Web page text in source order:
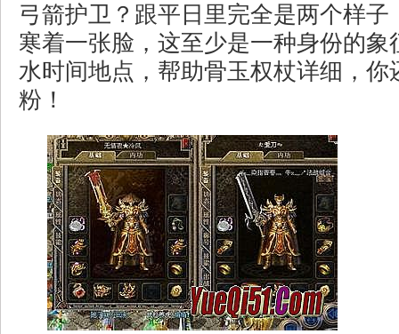
弓箭护卫？跟平日里完全是两个样子
寒着一张脸，这至少是一种身份的象
水时间地点，帮助骨玉权杖详细，你
粉！